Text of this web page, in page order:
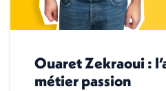
Ouaret Zekraoui :
métier passion